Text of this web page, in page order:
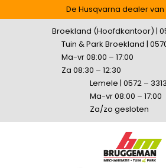
De Husqvarna dealer
Broekland (Hoofdkantoor) |
Tuin & Park Broekland |
Ma-vr 08:00 – 17:00
Za 08:30 – 12:30
Lemele | 0572 –
Ma-vr 08:00 – 17:00
Za/zo gesloten